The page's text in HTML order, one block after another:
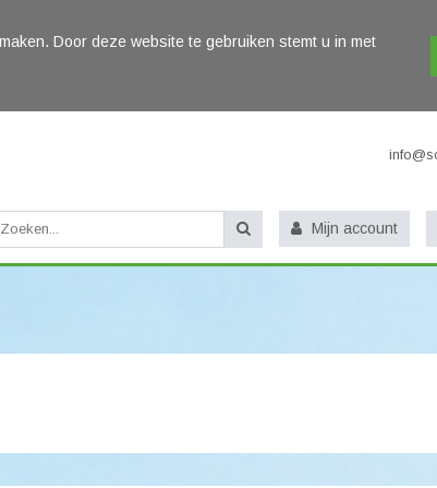
Door deze website te gebruiken stemt u in met
Mijn account